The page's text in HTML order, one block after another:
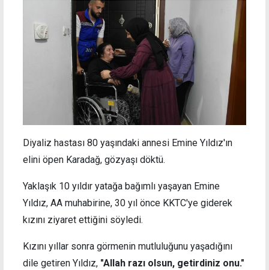
Diyaliz hastası 80 yaşındaki annesi Emine Yıldız'ın
elini öpen Karadağ, gözyaşı döktü.
Yaklaşık 10 yıldır yatağa bağımlı yaşayan Emine
Yıldız, AA muhabirine, 30 yıl önce KKTC'ye giderek
kızını ziyaret ettiğini söyledi.
Kızını yıllar sonra görmenin mutluluğunu yaşadığını
dile getiren Yıldız, "Allah razı olsun, getirdiniz onu."